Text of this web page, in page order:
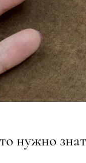
нужно